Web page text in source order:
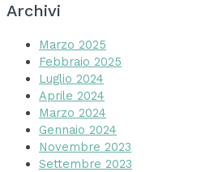
Archivi
Marzo 2025
Febbraio 2025
Luglio 2024
Aprile 2024
Marzo 2024
Gennaio 2024
Novembre 2023
Settembre 2023